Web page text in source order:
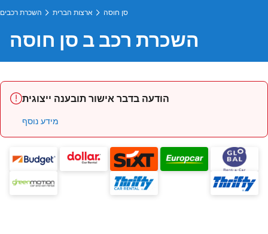
השכרת רכבים ארצות הברית סן חוסה
השכרת רכב ב סן חוסה
הודעה בדבר אישור תובענה ייצוגית
מידע נוסף